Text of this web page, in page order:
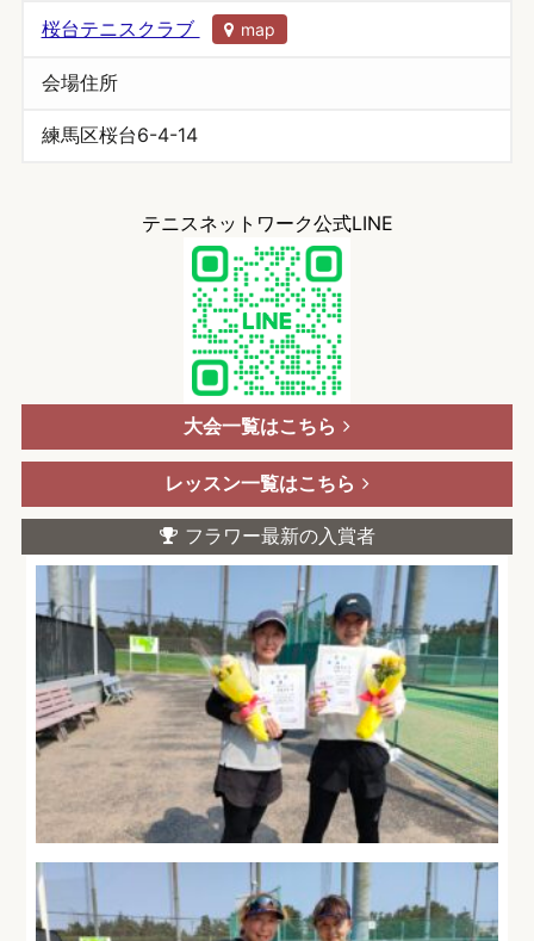
桜台テニスクラブ map
会場住所
練馬区桜台6-4-14
テニスネットワーク公式LINE
大会一覧はこちら
レッスン一覧はこちら
フラワー最新の入賞者